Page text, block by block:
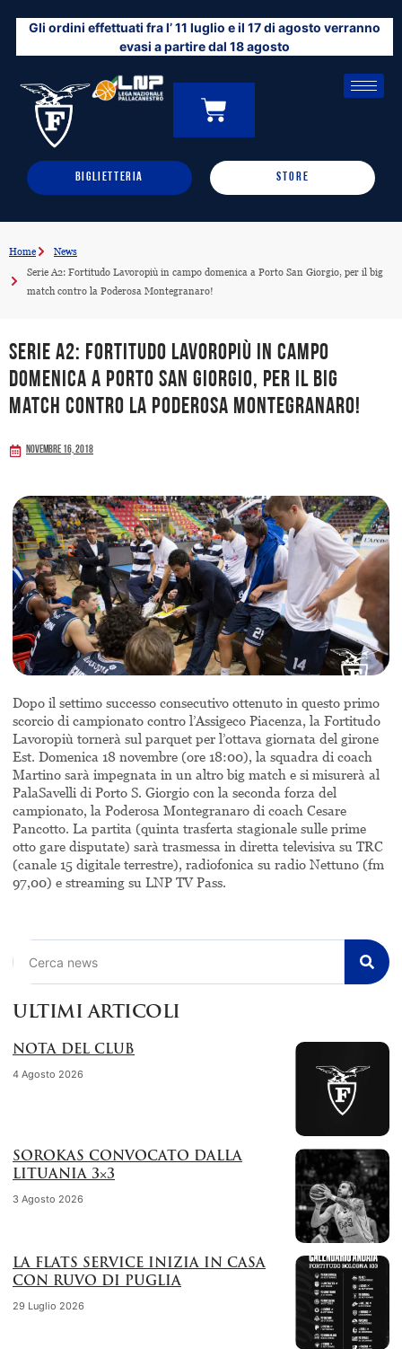
contenuto
Gli ordini effettuati fra l’ 11 luglio e il 17 di agosto verranno
evasi a partire dal 18 agosto
0
CARRELLO
BIGLIETTERIA STORE
Home
News
Serie A2: Fortitudo Lavoropiù in campo domenica a Porto San Giorgio, per il big
match contro la Poderosa Montegranaro!
Serie A2: Fortitudo Lavoropiù in campo
domenica a Porto San Giorgio, per il big
match contro la Poderosa Montegranaro!
Novembre 16, 2018
Dopo il settimo successo consecutivo ottenuto in questo primo
scorcio di campionato contro l’Assigeco Piacenza, la Fortitudo
Lavoropiù tornerà sul parquet per l’ottava giornata del girone
Est. Domenica 18 novembre (ore 18:00), la squadra di coach
Martino sarà impegnata in un altro big match e si misurerà al
PalaSavelli di Porto S. Giorgio con la seconda forza del
campionato, la Poderosa Montegranaro di coach Cesare
Pancotto. La partita (quinta trasferta stagionale sulle prime
otto gare disputate) sarà trasmessa in diretta televisiva su TRC
(canale 15 digitale terrestre), radiofonica su radio Nettuno (fm
97,00) e streaming su LNP TV Pass.
ULTIMI ARTICOLI
NOTA DEL CLUB
4 Agosto 2026
SOROKAS CONVOCATO DALLA
LITUANIA 3×3
3 Agosto 2026
LA FLATS SERVICE INIZIA IN CASA
CON RUVO DI PUGLIA
29 Luglio 2026